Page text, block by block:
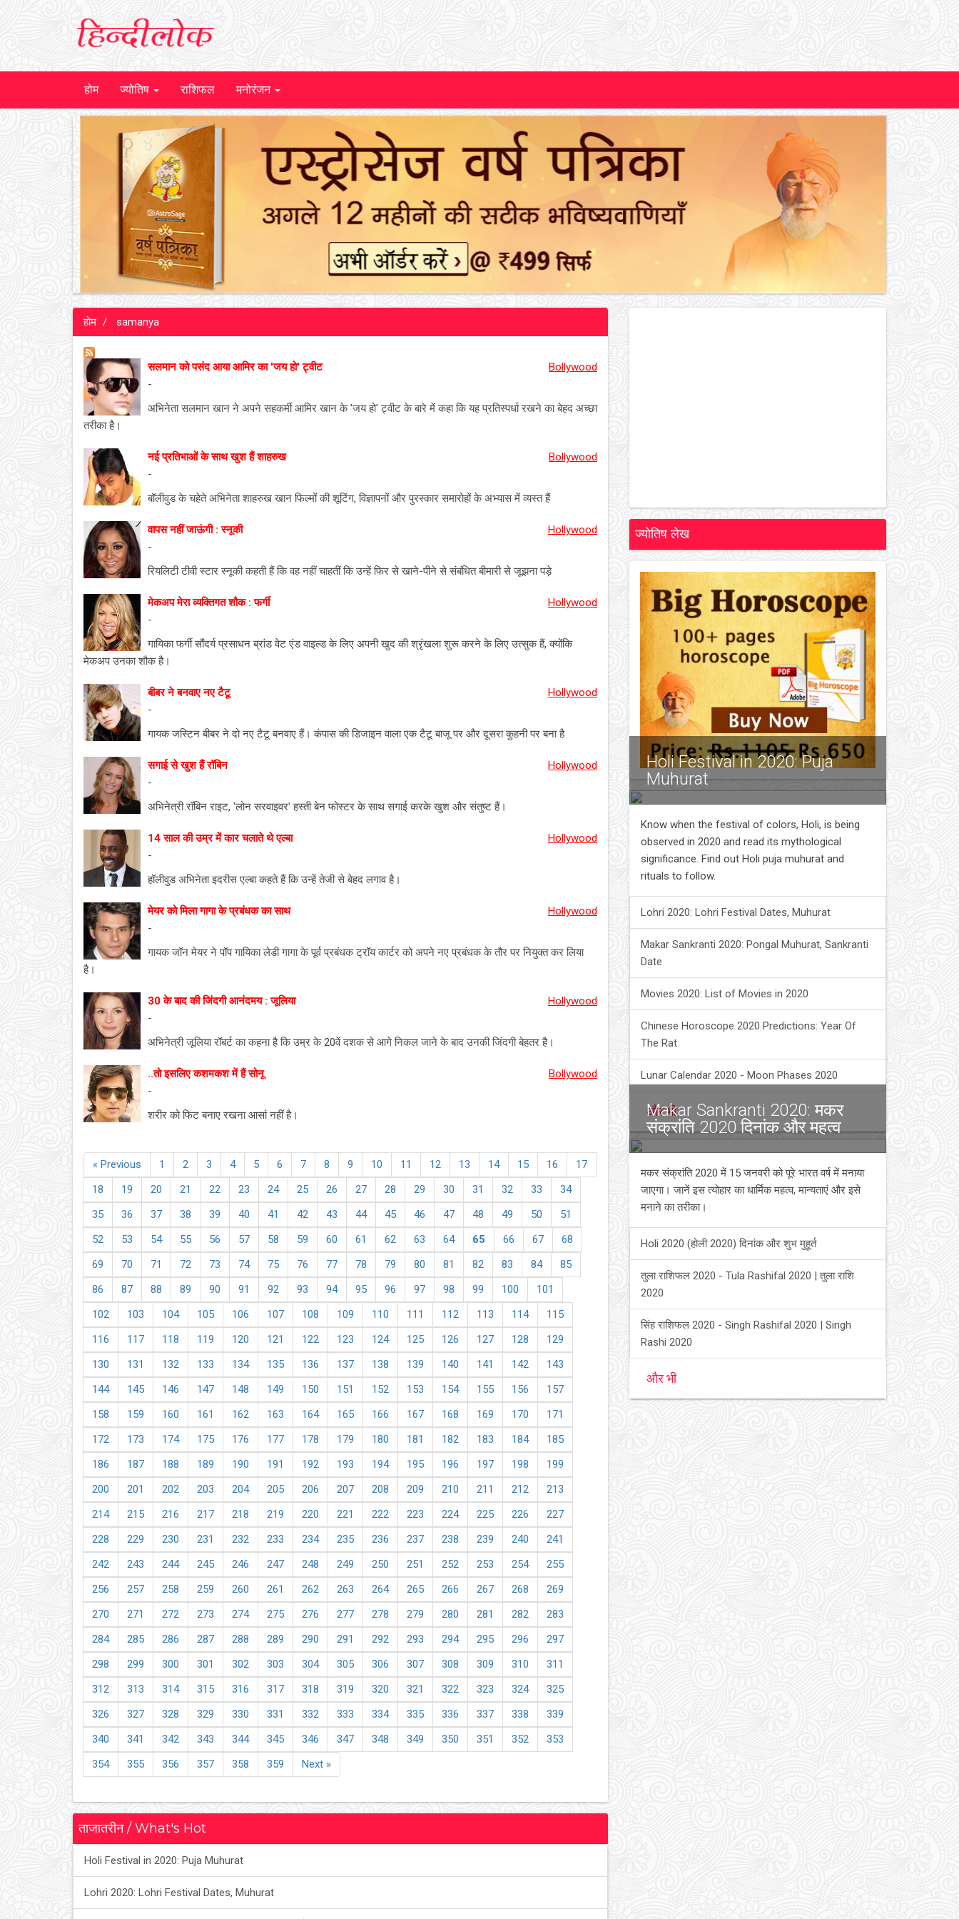
होम ज्योतिष राशिफल मनोरंजन
होम samanya
सलमान को पसंद आया आमिर का 'जय हो' ट्वीट
Bollywood
-
अभिनेता सलमान खान ने अपने सहकर्मी आमिर खान के 'जय हो' ट्वीट के बारे में कहा कि यह प्रतिस्पर्धा रखने का बेहद अच्छा
तरीका है।
नई प्रतिभाओं के साथ खुश हैं शाहरुख
Bollywood
-
बॉलीवुड के चहेते अभिनेता शाहरुख खान फिल्मों की शूटिंग, विज्ञापनों और पुरस्कार समारोहों के अभ्यास में व्यस्त हैं
वापस नहीं जाऊंगी : स्नूकी
Hollywood
-
रियलिटी टीवी स्टार स्नूकी कहती हैं कि वह नहीं चाहतीं कि उन्हें फिर से खाने-पीने से संबंधित बीमारी से जूझना पड़े
मेकअप मेरा व्यक्तिगत शौक : फर्गी
Hollywood
-
गायिका फर्गी सौंदर्य प्रसाधन ब्रांड वेट एंड वाइल्ड के लिए अपनी खुद की श्रृंखला शुरू करने के लिए उत्सुक हैं, क्योंकि
मेकअप उनका शौक है।
बीबर ने बनवाए नए टैटू
Hollywood
-
गायक जस्टिन बीबर ने दो नए टैटू बनवाए हैं। कंपास की डिजाइन वाला एक टैटू बाजू पर और दूसरा कुहनी पर बना है
सगाई से खुश हैं रॉबिन
Hollywood
-
अभिनेत्री रॉबिन राइट, 'लोन सरवाइवर' हस्ती बेन फोस्टर के साथ सगाई करके खुश और संतुष्ट हैं।
14 साल की उम्र में कार चलाते थे एल्बा
Hollywood
-
हॉलीवुड अभिनेता इदरीस एल्बा कहते हैं कि उन्हें तेजी से बेहद लगाव है।
मेयर को मिला गागा के प्रबंधक का साथ
Hollywood
-
गायक जॉन मेयर ने पॉप गायिका लेडी गागा के पूर्व प्रबंधक ट्रॉय कार्टर को अपने नए प्रबंधक के तौर पर नियुक्त कर लिया
है।
30 के बाद की जिंदगी आनंदमय : जूलिया
Hollywood
-
अभिनेत्री जूलिया रॉबर्ट का कहना है कि उम्र के 20वें दशक से आगे निकल जाने के बाद उनकी जिंदगी बेहतर है।
..तो इसलिए कशमकश में हैं सोनू
Bollywood
-
शरीर को फिट बनाए रखना आसां नहीं है।
« Previous 1 2 3 4 5 6 7 8 9 10 11 12 13 14 15 16
17
18
19 20 21 22 23 24 25 26 27 28 29 30 31 32 33
34
35
36 37 38 39 40 41 42 43 44 45 46 47 48 49 50
51
52
53 54 55 56 57 58 59 60 61 62 63 64 65 66 67
68
69
70 71 72 73 74 75 76 77 78 79 80 81 82 83 84
85
86
87 88 89 90 91 92 93 94 95 96 97 98 99 100
101
102
103 104 105 106 107 108 109 110 111 112 113 114
115
116
117 118 119 120 121 122 123 124 125 126 127 128
129
130
131 132 133 134 135 136 137 138 139 140 141 142
143
144
145 146 147 148 149 150 151 152 153 154 155 156
157
158
159 160 161 162 163 164 165 166 167 168 169 170
171
172
173 174 175 176 177 178 179 180 181 182 183 184
185
186
187 188 189 190 191 192 193 194 195 196 197 198
199
200
201 202 203 204 205 206 207 208 209 210 211 212
213
214
215 216 217 218 219 220 221 222 223 224 225 226
227
228
229 230 231 232 233 234 235 236 237 238 239 240
241
242
243 244 245 246 247 248 249 250 251 252 253 254
255
256
257 258 259 260 261 262 263 264 265 266 267 268
269
270
271 272 273 274 275 276 277 278 279 280 281 282
283
284
285 286 287 288 289 290 291 292 293 294 295 296
297
298
299 300 301 302 303 304 305 306 307 308 309 310
311
312
313 314 315 316 317 318 319 320 321 322 323 324
325
326
327 328 329 330 331 332 333 334 335 336 337 338
339
340
341 342 343 344 345 346 347 348 349 350 351 352
353
354
355 356 357 358 359 Next »
ताजातरीन / What's Hot
Holi Festival in 2020: Puja Muhurat
Lohri 2020: Lohri Festival Dates, Muhurat
ज्योतिष लेख
Holi Festival in 2020: Puja
Muhurat
Know when the festival of colors, Holi, is being
observed in 2020 and read its mythological
significance. Find out Holi puja muhurat and
rituals to follow.
Lohri 2020: Lohri Festival Dates, Muhurat
Makar Sankranti 2020: Pongal Muhurat, Sankranti
Date
Movies 2020: List of Movies in 2020
Chinese Horoscope 2020 Predictions: Year Of
The Rat
Lunar Calendar 2020 - Moon Phases 2020
और भी
Makar Sankranti 2020: मकर
संक्रांति 2020 दिनांक और महत्व
मकर संक्रांति 2020 में 15 जनवरी को पूरे भारत वर्ष में मनाया
जाएगा। जानें इस त्योहार का धार्मिक महत्व, मान्यताएं और इसे
मनाने का तरीका।
Holi 2020 (होली 2020) दिनांक और शुभ मुहूर्त
तुला राशिफल 2020 - Tula Rashifal 2020 | तुला राशि
2020
सिंह राशिफल 2020 - Singh Rashifal 2020 | Singh
Rashi 2020
और भी